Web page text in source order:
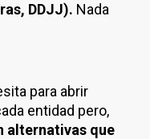
DDJJ). Nada
para abrir
entidad pero,
alternativas que